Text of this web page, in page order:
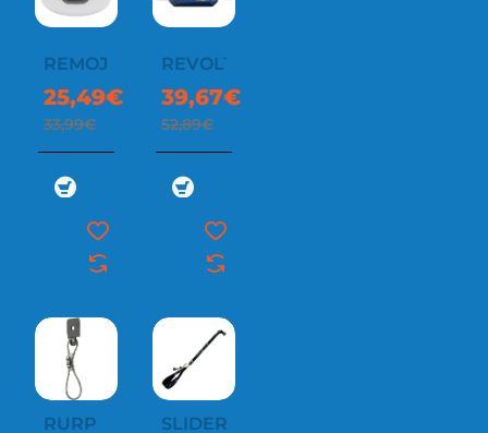
REMOJI
25,49€
33,99€
REVOLT
39,67€
52,89€
RURP
SLIDER